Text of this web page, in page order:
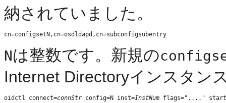
納されていました。
Nは整数です。新規の
Internet Directoryインスタン
oidctl connect=connStr config=N inst=InstNum